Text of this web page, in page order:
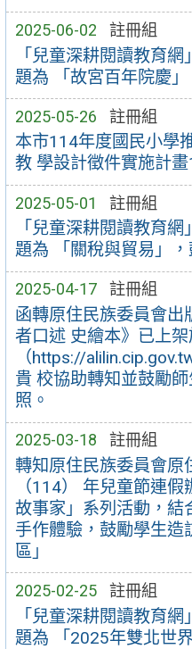
2025-06-02 註冊組
「兒童深耕閱讀教育
題為 「故宮百年院慶」
2025-05-26 註冊組
本市114年度國民小學
教 學設計徵件實施計
2025-05-01 註冊組
「兒童深耕閱讀教育
題為 「關稅與貿易」
2025-04-17 註冊組
函轉原住民族委員會出
者口述 史繪本》已上
（https://
貴 校協助轉知並鼓勵
照。
2025-03-18 註冊組
轉知原住民族委員會原
（114） 年兒童節連
故事家」系列活動，結
手作體驗，鼓勵學生造
區」
2025-02-25 註冊組
「兒童深耕閱讀教育
題為 「2025年雙北世